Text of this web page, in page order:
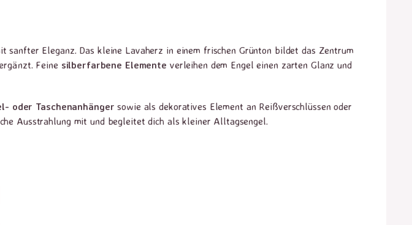
sanfter Eleganz. Das kleine Lavaherz in einem frischen Grünton bildet das Zentrum
Feine silberfarbene Elemente verleihen dem Engel einen zarten Glanz und
oder Taschenanhänger sowie als dekoratives Element an Reißverschlüssen oder
Ausstrahlung mit und begleitet dich als kleiner Alltagsengel.